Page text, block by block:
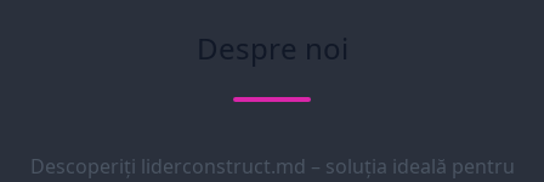
Despre noi
Descoperiți liderconstruct.md – soluția ideală pentru